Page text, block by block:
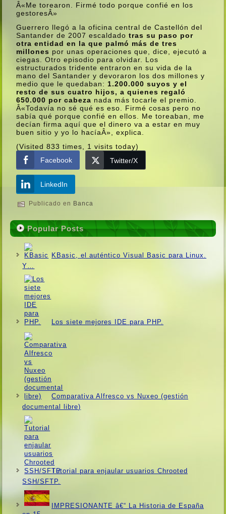
Â«Me torearon. Firmé todo porque confié en los
gestoresÂ»
Guerrero llegó a la oficina central de Castellón del
Santander de 2007 escaldadotras su paso por
otra entidad en la que palmó más de tres
millones por unas operaciones que, dice, ejecutó a
ciegas. Otro episodio para olvidar. Los
estructurados tridente entraron en su vida de la
mano del Santander y devoraron los dos millones y
medio que le quedaban: 1.200.000 suyos y el
resto de sus cuatro hijos, a quienes regaló
650.000 por cabeza nada más tocarle el premio.
Â«Todaví­a no sé qué es eso. Firmé cosas pero no
sabí­a qué porque confié en ellos. Me toreaban, me
decí­an firma aquí­ que el dinero va a estar en muy
buen sitio y yo lo hací­aÂ», explica.
(Visited 833 times, 1 visits today)
Facebook
Twitter/X
LinkedIn
Publicado en Banca
Popular Posts
KBasic, el auténtico Visual Basic para Linux.
Y…
Los siete mejores IDE para PHP.
Comparativa Alfresco vs Nuxeo (gestión
documental libre)
Tutorial para enjaular usuarios Chrooted
SSH/SFTP.
IMPRESIONANTE â€“ La Historia de España